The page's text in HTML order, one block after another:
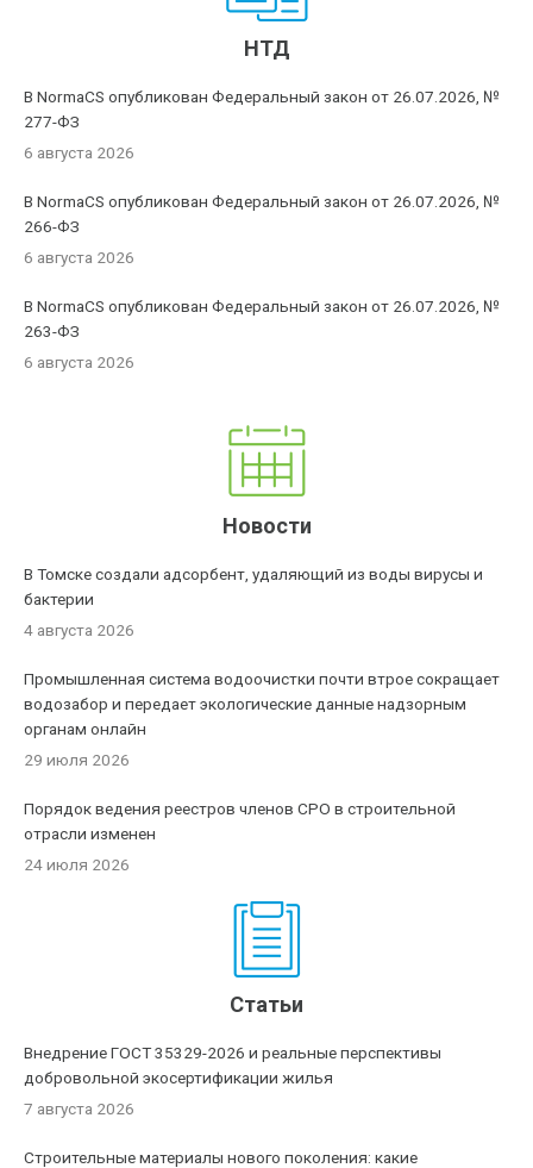
НТД
В NormaCS опубликован Федеральный закон от 26.07.2026, №
277-ФЗ
6 августа 2026
В NormaCS опубликован Федеральный закон от 26.07.2026, №
266-ФЗ
6 августа 2026
В NormaCS опубликован Федеральный закон от 26.07.2026, №
263-ФЗ
6 августа 2026
Новости
В Томске создали адсорбент, удаляющий из воды вирусы и
бактерии
4 августа 2026
Промышленная система водоочистки почти втрое сокращает
водозабор и передает экологические данные надзорным
органам онлайн
29 июля 2026
Порядок ведения реестров членов СРО в строительной
отрасли изменен
24 июля 2026
Статьи
Внедрение ГОСТ 35329-2026 и реальные перспективы
добровольной экосертификации жилья
7 августа 2026
Строительные материалы нового поколения: какие